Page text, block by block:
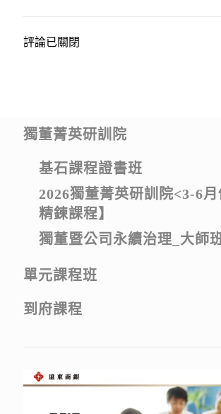
評論已關閉
獨董菁英研訓院
基石課程證書班
2026獨董菁英研訓院<3-6
精鍊課程】
獨董暨公司永續治理_大師
單元課程班
到府課程